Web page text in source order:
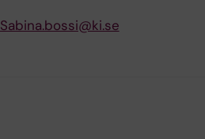
Sabina.bossi@ki.se